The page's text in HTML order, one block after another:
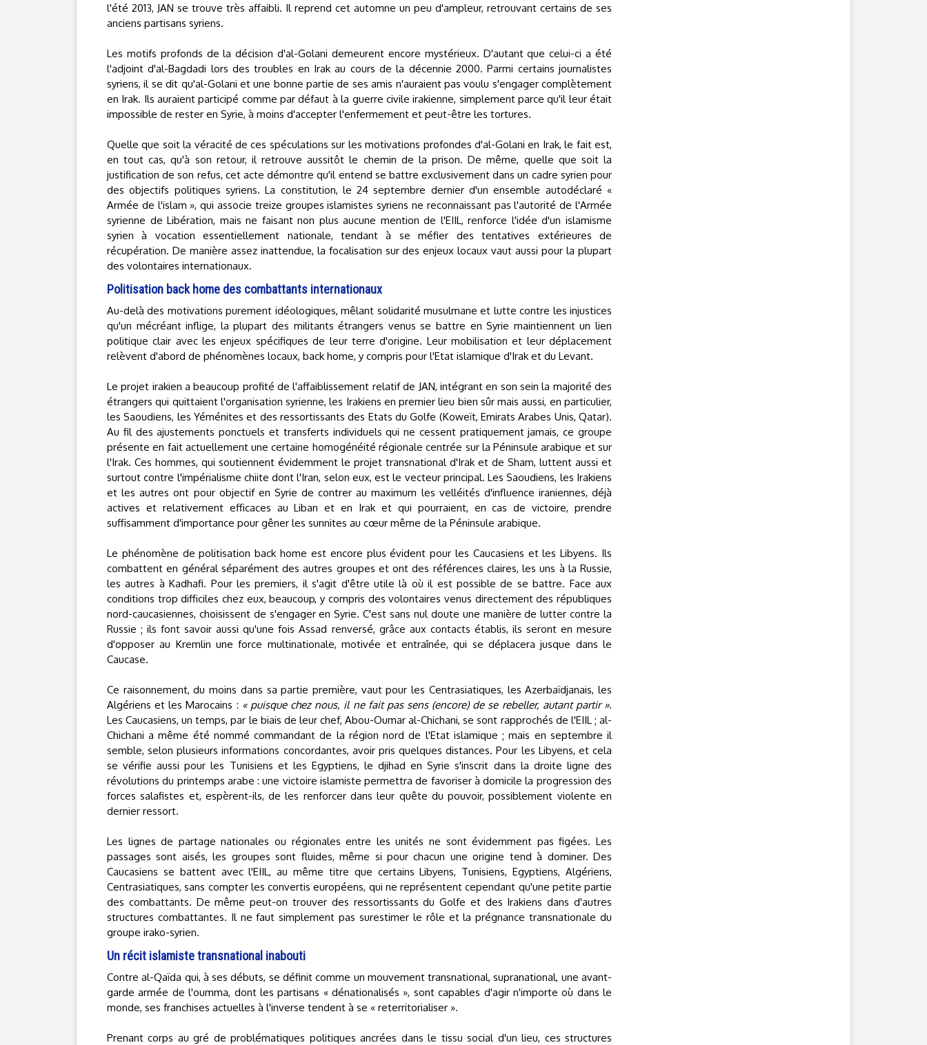
l'été 2013, JAN se trouve très affaibli. Il reprend cet automne un peu d'ampleur, retrouvant certains de ses
anciens partisans syriens.
Les motifs profonds de la décision d'al-Golani demeurent encore mystérieux. D'autant que celui-ci a été
l'adjoint d'al-Bagdadi lors des troubles en Irak au cours de la décennie 2000. Parmi certains journalistes
syriens, il se dit qu'al-Golani et une bonne partie de ses amis n'auraient pas voulu s'engager complètement
en Irak. Ils auraient participé comme par défaut à la guerre civile irakienne, simplement parce qu'il leur était
impossible de rester en Syrie, à moins d'accepter l'enfermement et peut-être les tortures.
Quelle que soit la véracité de ces spéculations sur les motivations profondes d'al-Golani en Irak, le fait est,
en tout cas, qu'à son retour, il retrouve aussitôt le chemin de la prison. De même, quelle que soit la
justification de son refus, cet acte démontre qu'il entend se battre exclusivement dans un cadre syrien pour
des objectifs politiques syriens. La constitution, le 24 septembre dernier d'un ensemble autodéclaré «
Armée de l'islam », qui associe treize groupes islamistes syriens ne reconnaissant pas l'autorité de l'Armée
syrienne de Libération, mais ne faisant non plus aucune mention de l'EIIL, renforce l'idée d'un islamisme
syrien à vocation essentiellement nationale, tendant à se méfier des tentatives extérieures de
récupération. De manière assez inattendue, la focalisation sur des enjeux locaux vaut aussi pour la plupart
des volontaires internationaux.
Politisation back home des combattants internationaux
Au-delà des motivations purement idéologiques, mêlant solidarité musulmane et lutte contre les injustices
qu'un mécréant inflige, la plupart des militants étrangers venus se battre en Syrie maintiennent un lien
politique clair avec les enjeux spécifiques de leur terre d'origine. Leur mobilisation et leur déplacement
relèvent d'abord de phénomènes locaux, back home, y compris pour l'Etat islamique d'Irak et du Levant.
Le projet irakien a beaucoup profité de l'affaiblissement relatif de JAN, intégrant en son sein la majorité des
étrangers qui quittaient l'organisation syrienne, les Irakiens en premier lieu bien sûr mais aussi, en particulier,
les Saoudiens, les Yéménites et des ressortissants des Etats du Golfe (Koweït, Emirats Arabes Unis, Qatar).
Au fil des ajustements ponctuels et transferts individuels qui ne cessent pratiquement jamais, ce groupe
présente en fait actuellement une certaine homogénéité régionale centrée sur la Péninsule arabique et sur
l'Irak. Ces hommes, qui soutiennent évidemment le projet transnational d'Irak et de Sham, luttent aussi et
surtout contre l'impérialisme chiite dont l'Iran, selon eux, est le vecteur principal. Les Saoudiens, les Irakiens
et les autres ont pour objectif en Syrie de contrer au maximum les velléités d'influence iraniennes, déjà
actives et relativement efficaces au Liban et en Irak et qui pourraient, en cas de victoire, prendre
suffisamment d'importance pour gêner les sunnites au cœur même de la Péninsule arabique.
Le phénomène de politisation back home est encore plus évident pour les Caucasiens et les Libyens. Ils
combattent en général séparément des autres groupes et ont des références claires, les uns à la Russie,
les autres à Kadhafi. Pour les premiers, il s'agit d'être utile là où il est possible de se battre. Face aux
conditions trop difficiles chez eux, beaucoup, y compris des volontaires venus directement des républiques
nord-caucasiennes, choisissent de s'engager en Syrie. C'est sans nul doute une manière de lutter contre la
Russie ; ils font savoir aussi qu'une fois Assad renversé, grâce aux contacts établis, ils seront en mesure
d'opposer au Kremlin une force multinationale, motivée et entraînée, qui se déplacera jusque dans le
Caucase.
Ce raisonnement, du moins dans sa partie première, vaut pour les Centrasiatiques, les Azerbaïdjanais, les
Algériens et les Marocains : « puisque chez nous, il ne fait pas sens (encore) de se rebeller, autant partir ».
Les Caucasiens, un temps, par le biais de leur chef, Abou-Oumar al-Chichani, se sont rapprochés de l'EIIL ; al-
Chichani a même été nommé commandant de la région nord de l'Etat islamique ; mais en septembre il
semble, selon plusieurs informations concordantes, avoir pris quelques distances. Pour les Libyens, et cela
se vérifie aussi pour les Tunisiens et les Egyptiens, le djihad en Syrie s'inscrit dans la droite ligne des
révolutions du printemps arabe : une victoire islamiste permettra de favoriser à domicile la progression des
forces salafistes et, espèrent-ils, de les renforcer dans leur quête du pouvoir, possiblement violente en
dernier ressort.
Les lignes de partage nationales ou régionales entre les unités ne sont évidemment pas figées. Les
passages sont aisés, les groupes sont fluides, même si pour chacun une origine tend à dominer. Des
Caucasiens se battent avec l'EIIL, au même titre que certains Libyens, Tunisiens, Egyptiens, Algériens,
Centrasiatiques, sans compter les convertis européens, qui ne représentent cependant qu'une petite partie
des combattants. De même peut-on trouver des ressortissants du Golfe et des Irakiens dans d'autres
structures combattantes. Il ne faut simplement pas surestimer le rôle et la prégnance transnationale du
groupe irako-syrien.
Un récit islamiste transnational inabouti
Contre al-Qaïda qui, à ses débuts, se définit comme un mouvement transnational, supranational, une avant-
garde armée de l'oumma, dont les partisans « dénationalisés », sont capables d'agir n'importe où dans le
monde, ses franchises actuelles à l'inverse tendent à se « reterritorialiser ».
Prenant corps au gré de problématiques politiques ancrées dans le tissu social d'un lieu, ces structures